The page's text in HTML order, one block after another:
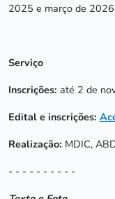
2025 e março de
Serviço
Inscrições: até 2 de
Edital e inscrições:
Realização: MDIC,
- - - - - - - - - -